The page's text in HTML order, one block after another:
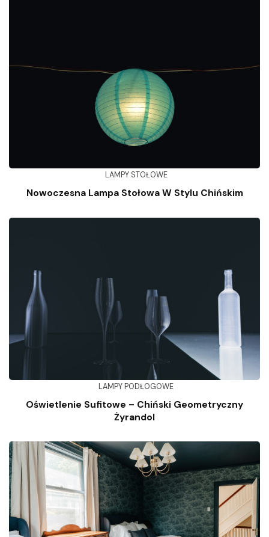
LAMPY STOŁOWE
Nowoczesna Lampa Stołowa W Stylu Chińskim
LAMPY PODŁOGOWE
Oświetlenie Sufitowe – Chiński Geometryczny
Żyrandol